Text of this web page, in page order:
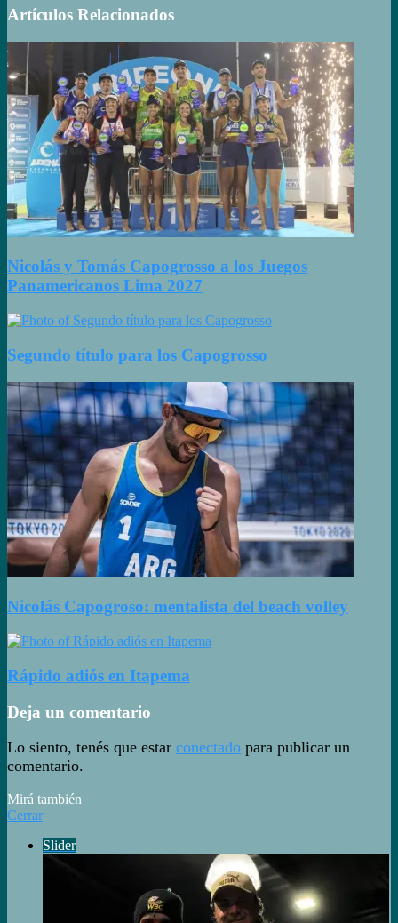
Artículos Relacionados
Nicolás y Tomás Capogrosso a los Juegos
Panamericanos Lima 2027
Segundo título para los Capogrosso
Nicolás Capogroso: mentalista del beach volley
Rápido adiós en Itapema
Deja un comentario
Lo siento, tenés que estar conectado para publicar un
comentario.
Mirá también
Cerrar
Slider